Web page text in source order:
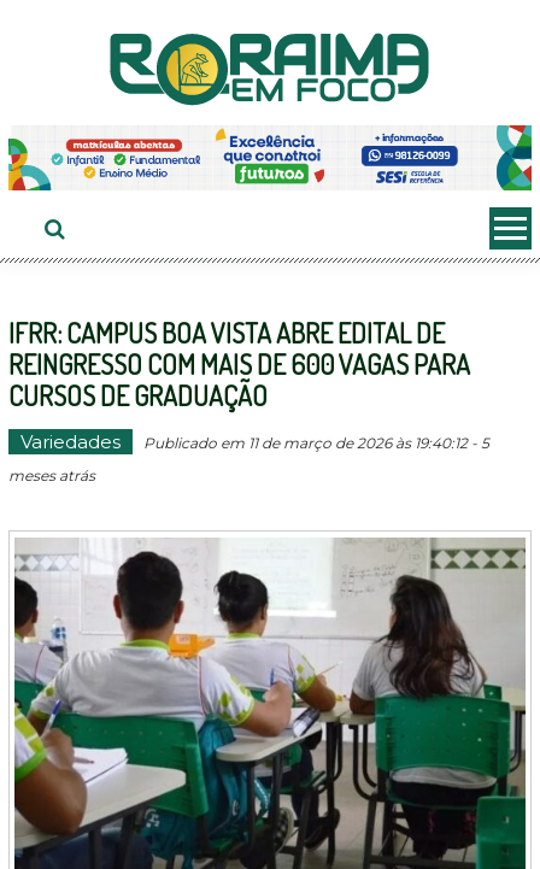
IFRR: CAMPUS BOA VISTA ABRE EDITAL DE
REINGRESSO COM MAIS DE 600 VAGAS PARA
CURSOS DE GRADUAÇÃO
Variedades
Publicado em 11 de março de 2026 às 19:40:12 - 5
meses atrás